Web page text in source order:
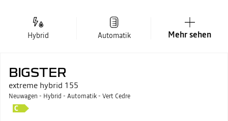
Hybrid Automatik Mehr sehen
BIGSTER
extreme hybrid 155
Neuwagen - Hybrid - Automatik - Vert Cedre